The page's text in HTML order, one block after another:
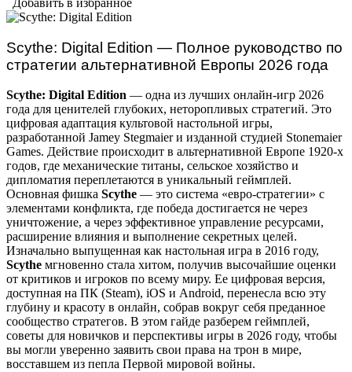
Scythe: Digital Edition — Полное руководство по
стратегии альтернативной Европы 2026 года
Scythe: Digital Edition — одна из лучших онлайн-игр 2026
года для ценителей глубоких, неторопливых стратегий. Это
цифровая адаптация культовой настольной игры,
разработанной Jamey Stegmaier и изданной студией Stonemaier
Games. Действие происходит в альтернативной Европе 1920-х
годов, где механические титаны, сельское хозяйство и
дипломатия переплетаются в уникальный геймплей.
Основная фишка Scythe — это система «евро-стратегии» с
элементами конфликта, где победа достигается не через
уничтожение, а через эффективное управление ресурсами,
расширение влияния и выполнение секретных целей.
Изначально выпущенная как настольная игра в 2016 году,
Scythe мгновенно стала хитом, получив высочайшие оценки
от критиков и игроков по всему миру. Ее цифровая версия,
доступная на ПК (Steam), iOS и Android, перенесла всю эту
глубину и красоту в онлайн, собрав вокруг себя преданное
сообщество стратегов. В этом гайде разберем геймплей,
советы для новичков и перспективы игры в 2026 году, чтобы
вы могли уверенно заявить свои права на трон в мире,
восставшем из пепла Первой мировой войны.